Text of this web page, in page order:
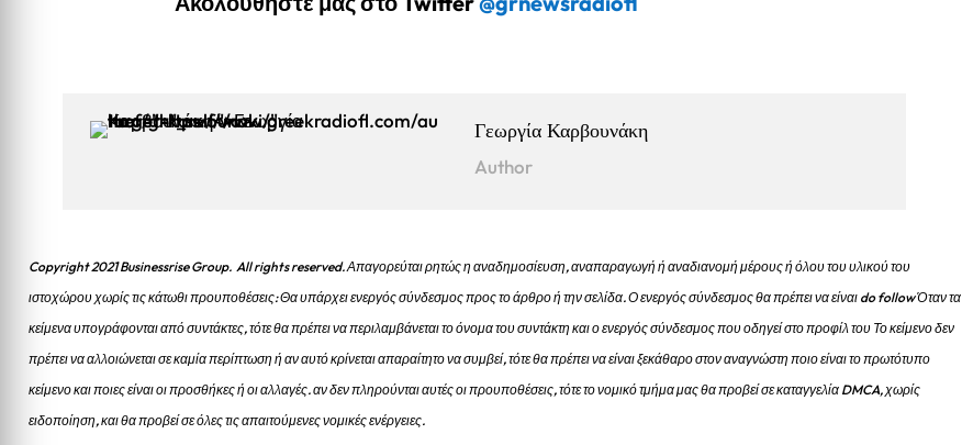
Γεωργία Καρβουνάκη
Author
Copyright 2021 Businessrise Group. All rights reserved. Απαγορεύται ρητώς η αναδημοσίευση, αναπαραγωγή ή αναδιανομή μέρους ή όλου του υλικού του
ιστοχώρου χωρίς τις κάτωθι προυποθέσεις: Θα υπάρχει ενεργός σύνδεσμος προς το άρθρο ή την σελίδα.Ο ενεργός σύνδεσμος θα πρέπει να είναι do follow Όταν τα
κείμενα υπογράφονται από συντάκτες, τότε θα πρέπει να περιλαμβάνεται το όνομα του συντάκτη και ο ενεργός σύνδεσμος που οδηγεί στο προφίλ του Το κείμενο δεν
πρέπει να αλλοιώνεται σε καμία περίπτωση ή αν αυτό κρίνεται απαραίτητο να συμβεί, τότε θα πρέπει να είναι ξεκάθαρο στον αναγνώστη ποιο είναι το πρωτότυπο
κείμενο και ποιες είναι οι προσθήκες ή οι αλλαγές. αν δεν πληρούνται αυτές οι προυποθέσεις, τότε το νομικό τμήμα μας θα προβεί σε καταγγελία DMCA, χωρίς
ειδοποίηση, και θα προβεί σε όλες τις απαιτούμενες νομικές ενέργειες.